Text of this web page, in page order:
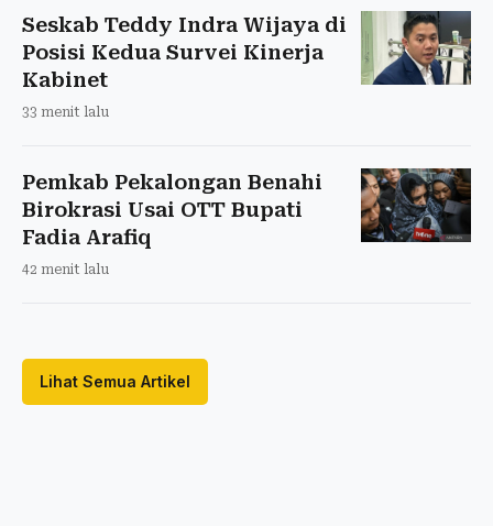
Seskab Teddy Indra Wijaya di
Posisi Kedua Survei Kinerja
Kabinet
33 menit lalu
Pemkab Pekalongan Benahi
Birokrasi Usai OTT Bupati
Fadia Arafiq
42 menit lalu
Lihat Semua Artikel